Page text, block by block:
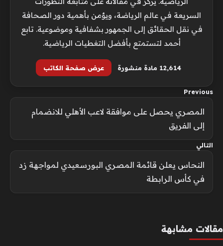
السريعة في عالم الرياضة، ويؤمن بأهمية دور الصحافة
في نقل الحقائق إلى الجمهور بشفافية وموضوعية. تابع
أحمد لتستمتع بأفضل التغطيات الرياضية.
12٬614 مادة منشورة عرض صفحة الكاتب
Previous
المصري يحصل على موافقة لاعب الأهلي للانضمام
إلى الفريق
التالي
النحاس يعلن قائمة المصري البورسعيدي لمواجهة زد
في كأس الرابطة
مقالات مشابهة